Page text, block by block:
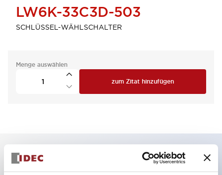
LW6K-33C3D-503
SCHLÜSSEL-WÄHLSCHALTER
Menge auswählen
zum Zitat hinzufügen
Hauptmerkmale